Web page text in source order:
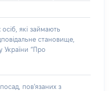
які займають
становище,
України “Про
пов'язаних з